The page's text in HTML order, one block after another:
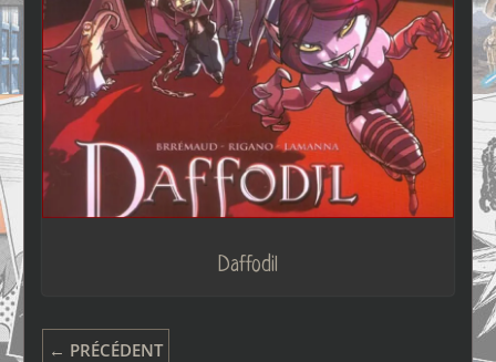
Daffodil
← PRÉCÉDENT